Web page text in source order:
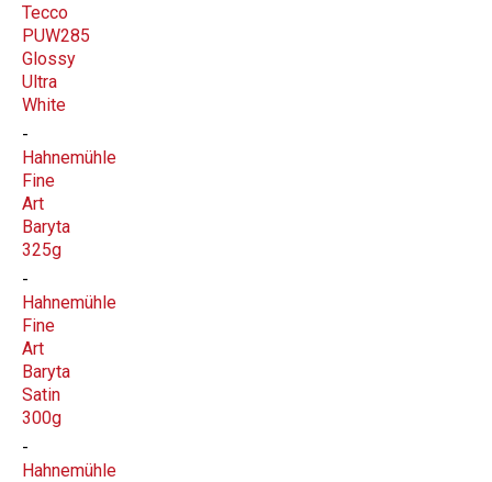
Tecco
PUW285
Glossy
Ultra
White
Hahnemühle
Fine
Art
Baryta
325g
Hahnemühle
Fine
Art
Baryta
Satin
300g
Hahnemühle